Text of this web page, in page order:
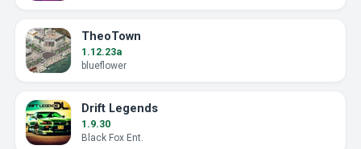
TheoTown
1.12.23a
blueflower
Drift Legends
1.9.30
Black Fox Ent.